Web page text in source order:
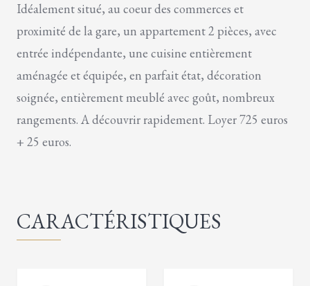
Idéalement situé, au coeur des commerces et
proximité de la gare, un appartement 2 pièces, avec
entrée indépendante, une cuisine entièrement
aménagée et équipée, en parfait état, décoration
soignée, entièrement meublé avec goût, nombreux
rangements. A découvrir rapidement. Loyer 725 euros
+ 25 euros.
CARACTÉRISTIQUES